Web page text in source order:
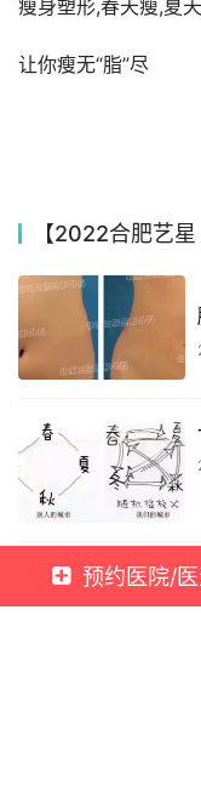
瘦身塑形,春天瘦,夏
让你瘦无“脂”尽
【2022合肥艺
预约医院/